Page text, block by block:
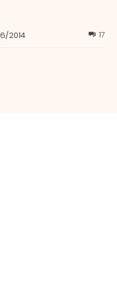
2014 17